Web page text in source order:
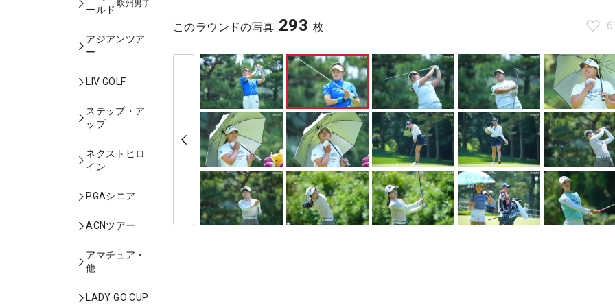
ールド
欧州男子
アジアンツア
ー
LIV GOLF
ステップ・ア
ップ
ネクストヒロ
イン
PGAシニア
ACNツアー
アマチュア・
他
LADY GO CUP
このラウンドの写真 293 枚